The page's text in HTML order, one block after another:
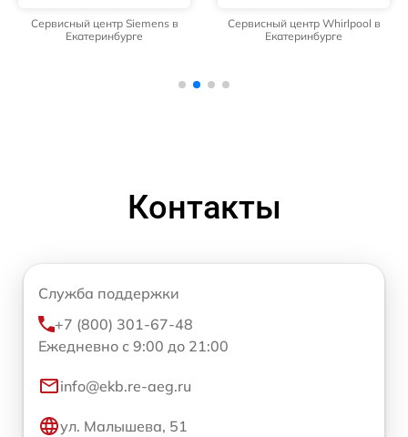
Сервисный центр Siemens в
Екатеринбурге
Сервисный центр Whirlpool в
Екатеринбурге
Контакты
Служба поддержки
+7 (800) 301-67-48
Ежедневно с 9:00 до 21:00
info@ekb.re-aeg.ru
ул. Малышева, 51